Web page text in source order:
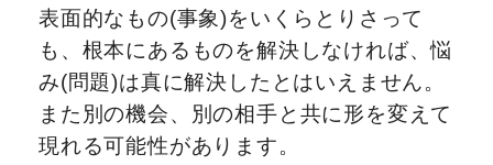
表面的なもの(事象)をいくらとりさって
も、根本にあるものを解決しなければ、悩
み(問題)は真に解決したとはいえません。
また別の機会、別の相手と共に形を変えて
現れる可能性があります。